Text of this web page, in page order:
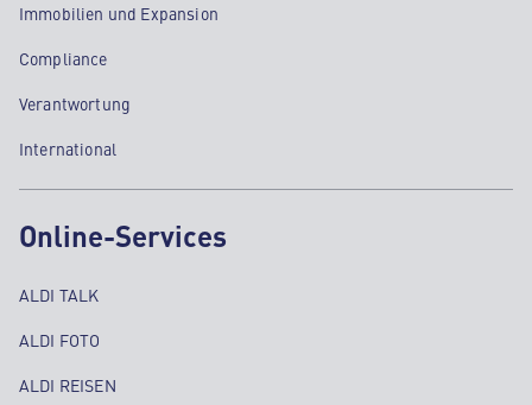
Immobilien und Expansion
Compliance
Verantwortung
International
Online-Services
ALDI TALK
ALDI FOTO
ALDI REISEN